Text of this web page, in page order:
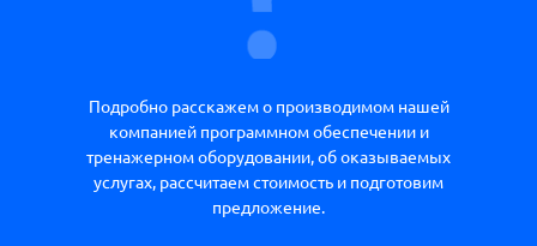
Подробно расскажем о производимом нашей
компанией программном обеспечении и
тренажерном оборудовании, об оказываемых
услугах, рассчитаем стоимость и подготовим
предложение.